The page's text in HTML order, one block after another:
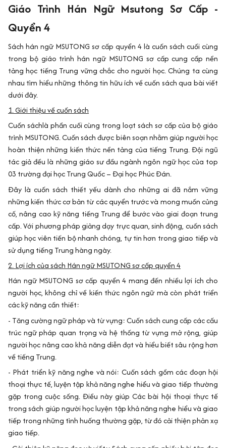
Giáo Trình Hán Ngữ Msutong Sơ Cấp -
Quyển 4
Sách hán ngữ MSUTONG sơ cấp quyển 4 là cuốn sách cuối cùng
trong bộ giáo trình hán ngữ MSUTONG sơ cấp cung cấp nền
tảng học tiếng Trung vững chắc cho người học. Chúng ta cùng
nhau tìm hiểu những thông tin hữu ích về cuốn sách qua bài viết
dưới đây.
1. Giới thiệu về cuốn sách
Cuốn sáchlà phần cuối cùng trong loạt sách sơ cấp của bộ giáo
trình MSUTONG. Cuốn sách được biên soạn nhằm giúp người học
hoàn thiện những kiến thức nền tảng của tiếng Trung. Đội ngũ
tác giả đều là những giáo sư đầu ngành ngôn ngữ học của top
03 trường đại học Trung Quốc – Đại học Phúc Đán.
Đây là cuốn sách thiết yếu dành cho những ai đã nắm vững
những kiến thức cơ bản từ các quyển trước và mong muốn củng
cố, nâng cao kỹ năng tiếng Trung để bước vào giai đoạn trung
cấp. Với phương pháp giảng dạy trực quan, sinh động, cuốn sách
giúp học viên tiến bộ nhanh chóng, tự tin hơn trong giao tiếp và
sử dụng tiếng Trung hàng ngày.
2. Lợi ích của sách Hán ngữ MSUTONG sơ cấp quyển 4
Hán ngữ MSUTONG sơ cấp quyển 4 mang đến nhiều lợi ích cho
người học, không chỉ về kiến thức ngôn ngữ mà còn phát triển
các kỹ năng cần thiết:
- Tăng cường ngữ pháp và từ vựng: Cuốn sách cung cấp các cấu
trúc ngữ pháp quan trọng và hệ thống từ vựng mở rộng, giúp
người học nâng cao khả năng diễn đạt và hiểu biết sâu rộng hơn
về tiếng Trung.
- Phát triển kỹ năng nghe và nói: Cuốn sách gồm các đoạn hội
thoại thực tế, luyện tập khả năng nghe hiểu và giao tiếp thường
gặp trong cuộc sống. Điều này giúp Các bài hội thoại thực tế
trong sách giúp người học luyện tập khả năng nghe hiểu và giao
tiếp trong những tình huống thường gặp, từ đó cải thiện phản xạ
giao tiếp.